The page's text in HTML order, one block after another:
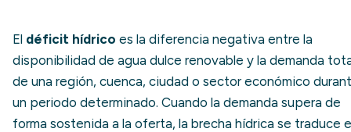
El déficit hídrico es la diferencia negativa entre la
disponibilidad de agua dulce renovable y la demanda
de una región, cuenca, ciudad o sector económico
un periodo determinado. Cuando la demanda supera de
forma sostenida a la oferta, la brecha hídrica se traduce